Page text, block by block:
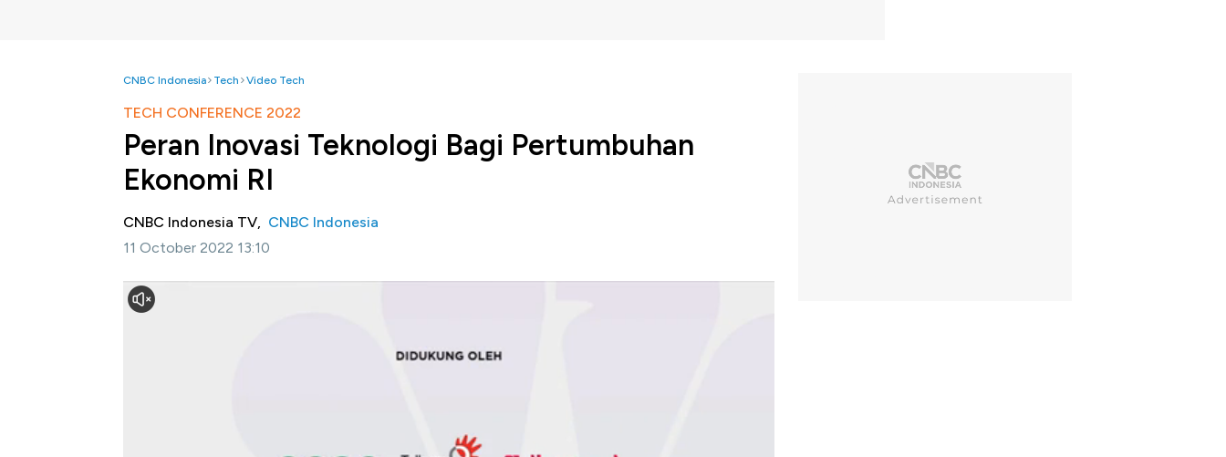
CNBC Indonesia Tech Video Tech
TECH CONFERENCE 2022
Peran Inovasi Teknologi Bagi Pertumbuhan
Ekonomi RI
CNBC Indonesia TV, CNBC Indonesia
11 October 2022 13:10
Jakarta, CNBC
mengulas perkembangan inovasi dan teknologi mutakhir di ranah digital, metaverse, hingga teknologi
tema "Innovating Technology, Unlimited Dreams"